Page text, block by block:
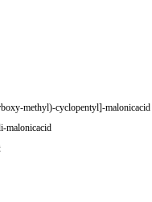
methyl)-cyclopentyl]-malonicacid
malonicacid